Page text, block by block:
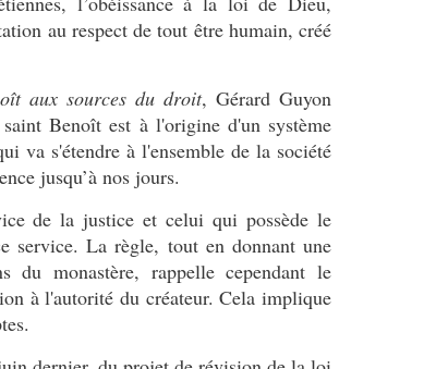
au respect de tout être humain, créé
aux sources du droit, Gérard Guyon
Benoît est à l'origine d'un système
va s'étendre à l'ensemble de la société
jusqu’à nos jours.
de la justice et celui qui possède le
service. La règle, tout en donnant une
du monastère, rappelle cependant le
à l'autorité du créateur. Cela implique